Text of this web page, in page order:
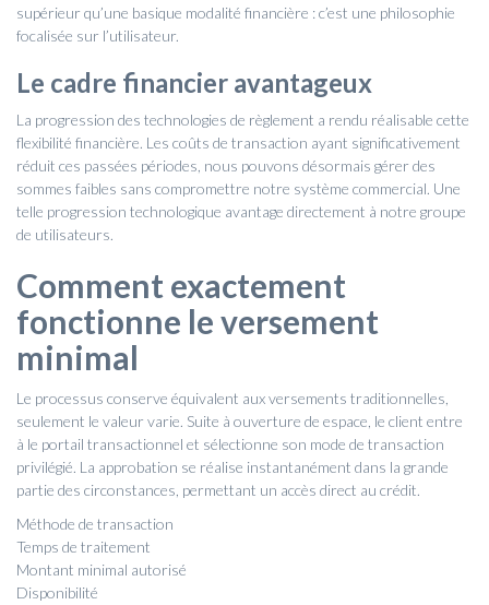
supérieur qu’une basique modalité financière : c’est une philosophie
focalisée sur l’utilisateur.
Le cadre financier avantageux
La progression des technologies de règlement a rendu réalisable cette
flexibilité financière. Les coûts de transaction ayant significativement
réduit ces passées périodes, nous pouvons désormais gérer des
sommes faibles sans compromettre notre système commercial. Une
telle progression technologique avantage directement à notre groupe
de utilisateurs.
Comment exactement
fonctionne le versement
minimal
Le processus conserve équivalent aux versements traditionnelles,
seulement le valeur varie. Suite à ouverture de espace, le client entre
à le portail transactionnel et sélectionne son mode de transaction
privilégié. La approbation se réalise instantanément dans la grande
partie des circonstances, permettant un accès direct au crédit.
Méthode de transaction
Temps de traitement
Montant minimal autorisé
Disponibilité